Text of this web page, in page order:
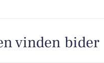
vinden bider